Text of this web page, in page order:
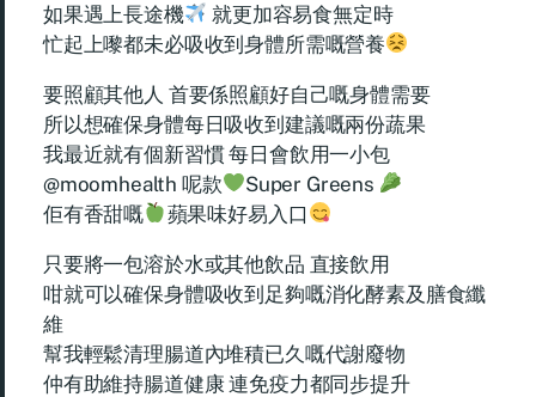
如果遇上長途機
就更加容易食無定時
忙起上嚟都未必吸收到身體所需嘅營養
要照顧其他人 首要係照顧好自己嘅身體需要
所以想確保身體每日吸收到建議嘅兩份蔬果
我最近就有個新習慣 每日會飲用一小包
@moomhealth 呢款
Super Greens
佢有香甜嘅
蘋果味好易入口
只要將一包溶於水或其他飲品 直接飲用
咁就可以確保身體吸收到足夠嘅消化酵素及膳食纖
維
幫我輕鬆清理腸道內堆積已久嘅代謝廢物
仲有助維持腸道健康 連免疫力都同步提升